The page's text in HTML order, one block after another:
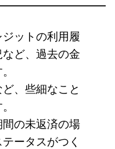
ットの利用履
ど、過去の金
、些細なこと
の未返済の場
ータスがつく